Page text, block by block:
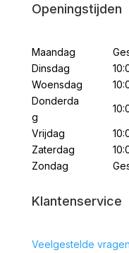
Openingstijden
Maandag
Dinsdag
Woensdag
Donderda
g
Vrijdag
Zaterdag
Zondag
Klantenservice
Veelgestelde vragen